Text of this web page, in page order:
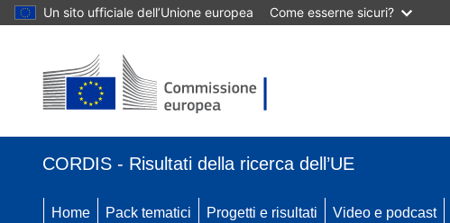
Un sito ufficiale dell’Unione europea Come esserne sicuri?
CORDIS - Risultati della ricerca dell’UE
Home Pack tematici Progetti e risultati Video e podcast